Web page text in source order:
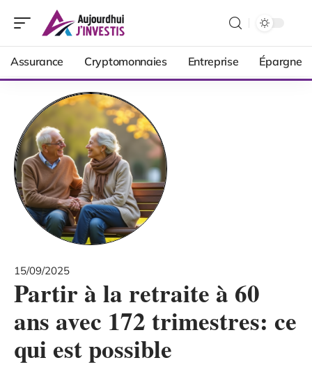
Assurance Cryptomonnaies Entreprise Épargne
15/09/2025
Partir à la retraite à 60
ans avec 172 trimestres: ce
qui est possible